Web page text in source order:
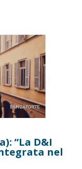
“La D&I
nel